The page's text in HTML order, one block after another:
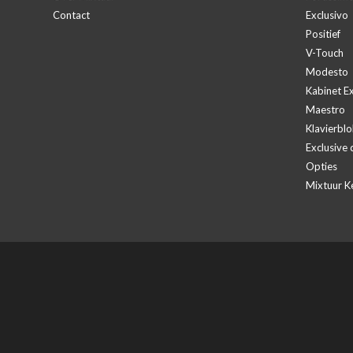
Contact
Exclusivo
Positief
V-Touch
Modesto
Kabinet
Maestro
Exclusive
Opties
Mixtuur